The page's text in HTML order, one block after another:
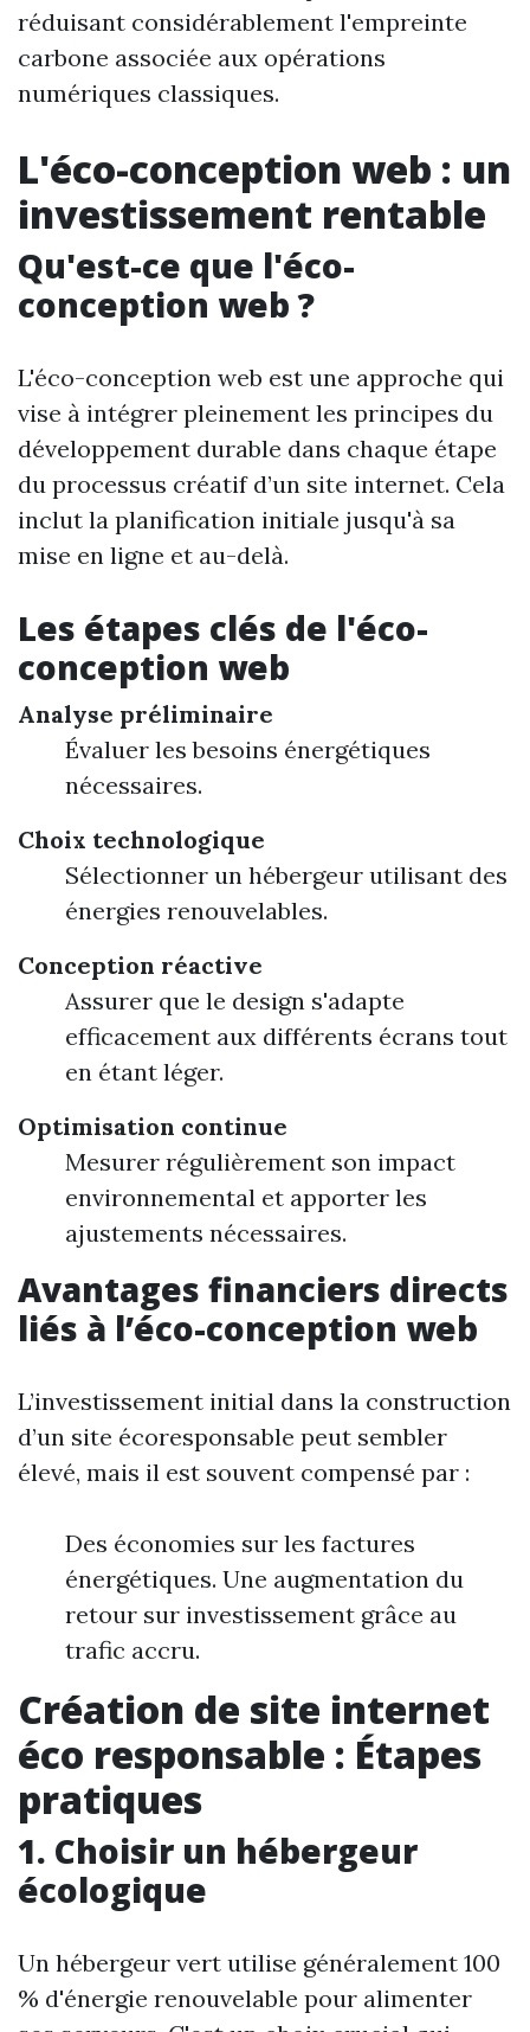
réduisant considérablement l'empreinte
carbone associée aux opérations
numériques classiques.
L'éco-conception web : un
investissement rentable
Qu'est-ce que l'éco-
conception web ?
L'éco-conception web est une approche qui
vise à intégrer pleinement les principes du
développement durable dans chaque étape
du processus créatif d’un site internet. Cela
inclut la planification initiale jusqu'à sa
mise en ligne et au-delà.
Les étapes clés de l'éco-
conception web
Analyse préliminaire
Évaluer les besoins énergétiques
nécessaires.
Choix technologique
Sélectionner un hébergeur utilisant des
énergies renouvelables.
Conception réactive
Assurer que le design s'adapte
efficacement aux différents écrans tout
en étant léger.
Optimisation continue
Mesurer régulièrement son impact
environnemental et apporter les
ajustements nécessaires.
Avantages financiers directs
liés à l’éco-conception web
L’investissement initial dans la construction
d’un site écoresponsable peut sembler
élevé, mais il est souvent compensé par :
Des économies sur les factures
énergétiques. Une augmentation du
retour sur investissement grâce au
trafic accru.
Création de site internet
éco responsable : Étapes
pratiques
1. Choisir un hébergeur
écologique
Un hébergeur vert utilise généralement 100
% d'énergie renouvelable pour alimenter